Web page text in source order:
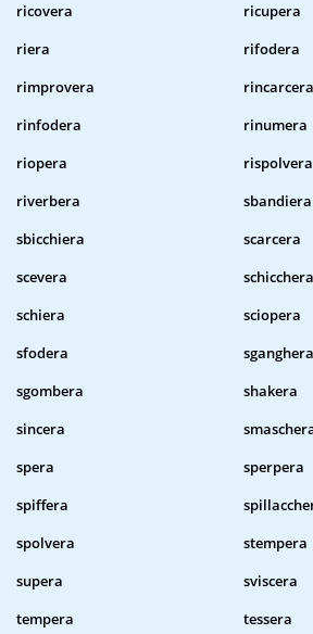
ricovera
ricupera
riera
rifodera
rimprovera
rincarcera
rinfodera
rinumera
riopera
rispolvera
riverbera
sbandiera
sbicchiera
scarcera
scevera
schicchera
schiera
sciopera
sfodera
sganghera
sgombera
shakera
sincera
spera
sperpera
spiffera
spolvera
stempera
supera
sviscera
tempera
tessera